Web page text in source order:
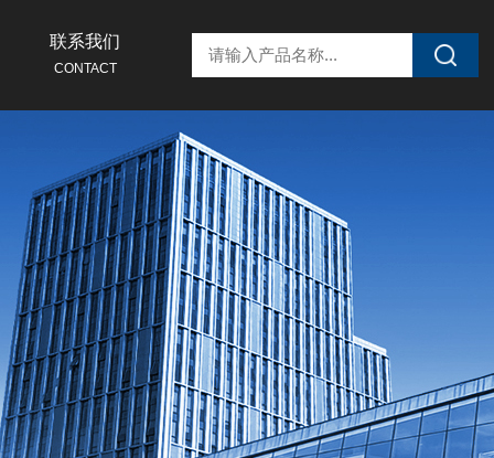
联系我们
CONTACT